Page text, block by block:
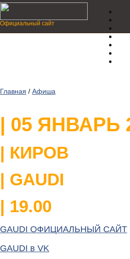
Официальный сайт
Главная / Афиша
| 05 ЯНВАРЬ
| КИРОВ
| GAUDI
| 19.00
GAUDI ОФИЦИАЛЬНЫЙ САЙТ
GAUDI в VK